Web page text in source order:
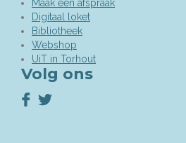
Maak een afspraak
Digitaal loket
Bibliotheek
Webshop
UiT in Torhout
Volg ons
Volg Volg